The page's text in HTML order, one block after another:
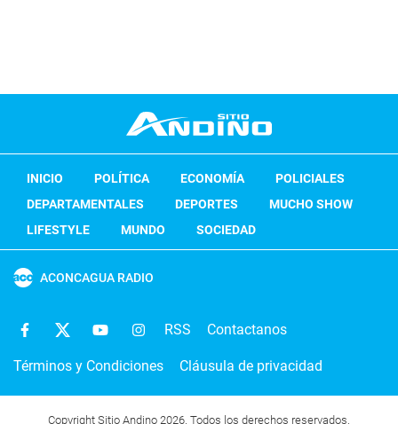
INICIO POLÍTICA ECONOMÍA
POLICIALES
DEPARTAMENTALES
DEPORTES
MUCHO SHOW
LIFESTYLE
MUNDO SOCIEDAD
ACONCAGUA RADIO
RSS Contactanos
Términos y Condiciones Cláusula de privacidad
Copyright Sitio Andino 2026. Todos los derechos reservados.